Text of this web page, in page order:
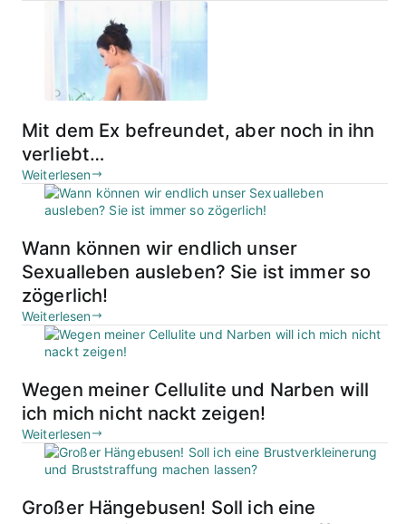
Mit dem Ex befreundet, aber noch in ihn
verliebt…
Weiterlesen
Wann können wir endlich unser
Sexualleben ausleben? Sie ist immer so
zögerlich!
Weiterlesen
Wegen meiner Cellulite und Narben will
ich mich nicht nackt zeigen!
Weiterlesen
Großer Hängebusen! Soll ich eine